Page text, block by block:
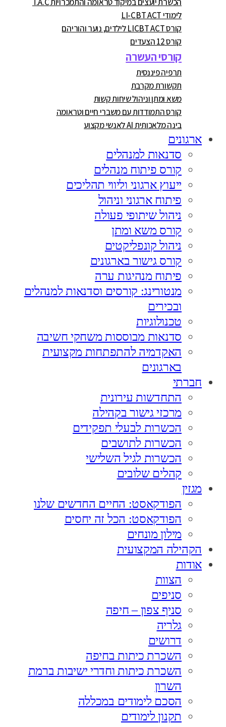
לימודי LI-CBT ACT
קורס LICBT ACT לילדים, נוער והוריהם
קורס 12 הצעדים
קורסי העשרה
תרפיה פיננסית
תקשורת מקרבת
משא ומתן וניהול שיחות קשות
קורס התמודדות עם משברי חיים וטראומה
בינה מלאכותית AI לאנשי מקצוע
ארגונים
סדנאות למנהלים
קורס פיתוח מנהלים
ייעוץ ארגוני וליווי תהליכים
פיתוח ארגוני וניהול
ניהול שיתופי פעולה
קורס משא ומתן
ניהול קונפליקטים
קורס גישור בארגונים
פיתוח מנהיגות ערה
מנטורינג: קורסים וסדנאות למנהלים
ובכירים
טכנולוגיות
סדנאות מבוססות משחקי חשיבה
האקדמיה להתפתחות מקצועית
בארגונים
חברתי
התחדשות עירונית
מרכזי גישור בקהילה
הכשרות לבעלי תפקידים
הכשרות לתושבים
הכשרות לגיל השלישי
קהלים שלובים
מגזין
הפודקאסט: החיים החדשים שלנו
הפודקאסט: הכל זה יחסים
מילון מונחים
הקהילה המקצועית
אודות
הצוות
סניפים
סניף צפון – חיפה
גלריה
דרושים
השכרת כיתות בחיפה
השכרת כיתות וחדרי ישיבות ברמת
השרון
הסכם לימודים במכללה
תקנון לימודים